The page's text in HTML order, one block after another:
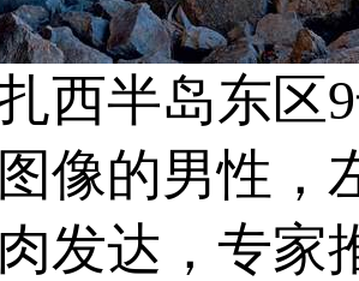
西半岛东区
像的男性，
发达，专家